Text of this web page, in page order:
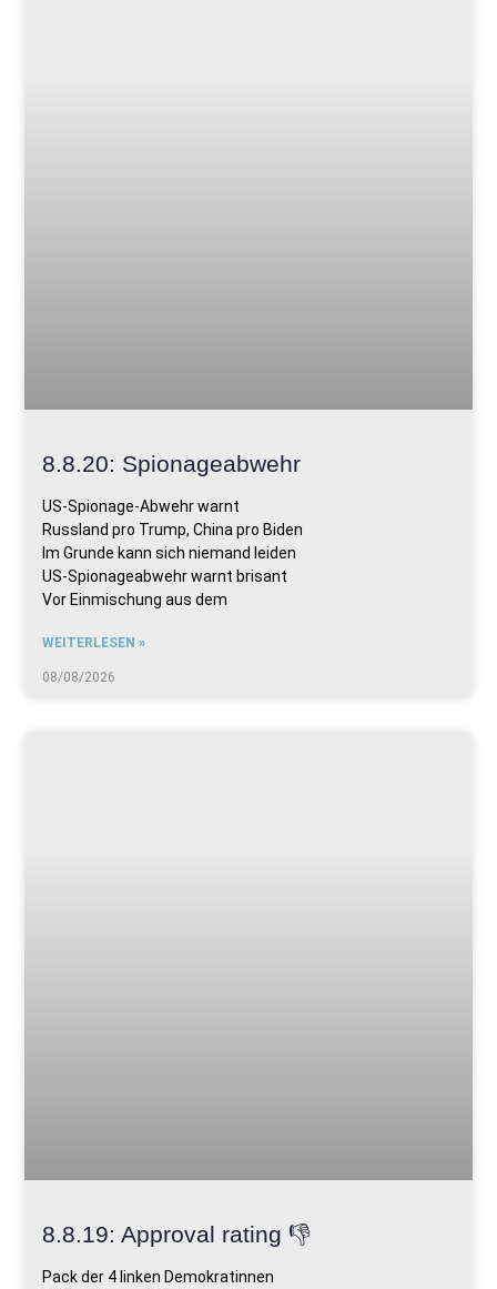
8.8.20: Spionageabwehr
US-Spionage-Abwehr warnt
Russland pro Trump, China pro Biden
Im Grunde kann sich niemand leiden
US-Spionageabwehr warnt brisant
Vor Einmischung aus dem
WEITERLESEN »
08/08/2026
8.8.19: Approval rating 👎
Pack der 4 linken Demokratinnen